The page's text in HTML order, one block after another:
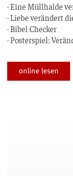
· Eine Müll­hal­de
· Lie­be ver­än­dert
· Bibel Checker
· Pos­ter­spiel:
online lesen